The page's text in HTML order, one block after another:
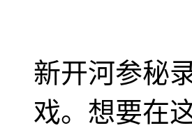
新开河参秘
戏。想要在